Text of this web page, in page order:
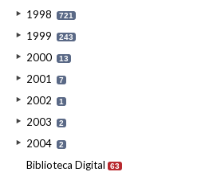
1998 721
1999 243
2000 13
2001 7
2002 1
2003 2
2004 2
Biblioteca Digital 63